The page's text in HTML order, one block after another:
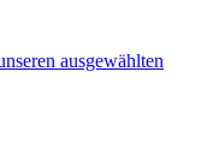
ausgewählten